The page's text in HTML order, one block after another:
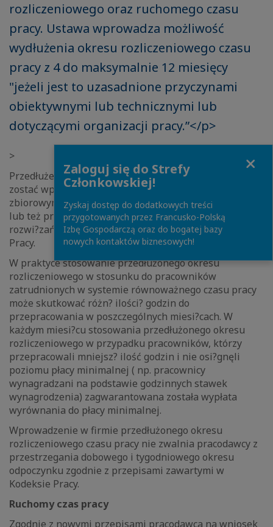
rozliczeniowego oraz ruchomego czasu
pracy. Ustawa wprowadza możliwość
wydłużenia okresu rozliczeniowego czasu
pracy z 4 do maksymalnie 12 miesięcy
"jeżeli jest to uzasadnione przyczynami
obiektywnymi lub technicznymi lub
dotyczącymi organizacji pracy.”</p>
>
Przedłużenie okresu rozliczeniowego będzie mogło
zostać wprowadzone w firmie wył?cznie w układzie
zbiorowym, w porozumieniu ze zwi?zkami zawodowymi
lub też przedstawicielami pracowników. Wdrożenie
rozwi?zań musi być zgłoszone Państwowej Inspekcji
Pracy.
W praktyce stosowanie przedłużonego okresu
rozliczeniowego w stosunku do pracowników
zatrudnionych w systemie równoważnego czasu pracy
może skutkować różn? ilości? godzin do
przepracowania w poszczególnych miesi?cach. W
każdym miesi?cu stosowania przedłużonego okresu
rozliczeniowego w przypadku pracowników, którzy
przepracowali mniejsz? ilość godzin i nie osi?gnęli
poziomu płacy minimalnej ( np. pracownicy
wynagradzani na podstawie godzinnych stawek
wynagrodzenia) zagwarantowana została wypłata
wyrównania do płacy minimalnej.
Wprowadzenie w firmie przedłużonego okresu
rozliczeniowego czasu pracy nie zwalnia pracodawcy z
przestrzegania dobowego i tygodniowego okresu
odpoczynku zgodnie z przepisami zawartymi w
Kodeksie Pracy.
Ruchomy czas pracy
Zgodnie z nowymi przepisami pracodawca na wniosek
Zaloguj się do Strefy
Członkowskiej!
Zyskaj dostęp do dodatkowych treści
przygotowanych przez Francusko-Polską
Izbę Gospodarczą oraz do bogatej bazy
nowych kontaktów biznesowych!